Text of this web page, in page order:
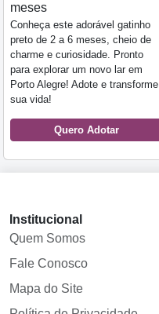
meses
Conheça este adorável gatinho
preto de 2 a 6 meses, cheio de
charme e curiosidade. Pronto
para explorar um novo lar em
Porto Alegre! Adote e transforme
sua vida!
Quero Adotar
Institucional
Quem Somos
Fale Conosco
Mapa do Site